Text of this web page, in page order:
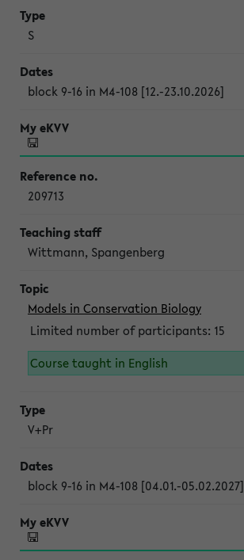
S
block 9-16 in M4-108 [12.-23.10.2026]
209713
Wittmann, Spangenberg
Models in Conservation Biology
Limited number of participants: 15
Course taught in English
V+Pr
block 9-16 in M4-108 [04.01.-05.02.2027]